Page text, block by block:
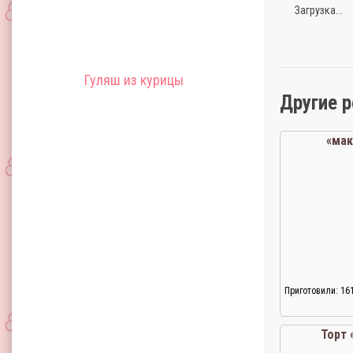
Гуляш из курицы
Загрузка...
Другие
Приготовили:
Торт